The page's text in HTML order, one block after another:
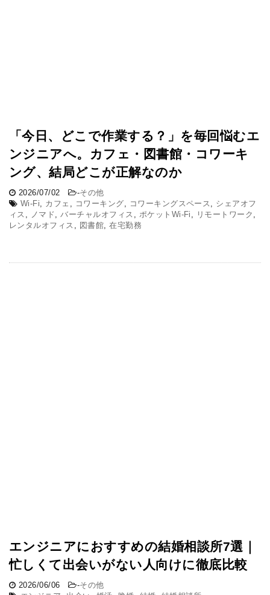
「今日、どこで作業する？」を毎回悩むエ
ンジニアへ。カフェ・図書館・コワーキ
ング、結局どこが正解なのか
2026/07/02 -その他
Wi-Fi, カフェ , コワーキング, コワーキングスペース , シェアオフ
ィス , ノマド,バーチャルオフィス , ポケットWi-Fi , リモートワーク ,
レンタルオフィス , 図書館,在宅勤務
エンジニアにおすすめの結婚相談所7選｜
忙しくて出会いがない人向けに徹底比較
2026/06/06 -その他